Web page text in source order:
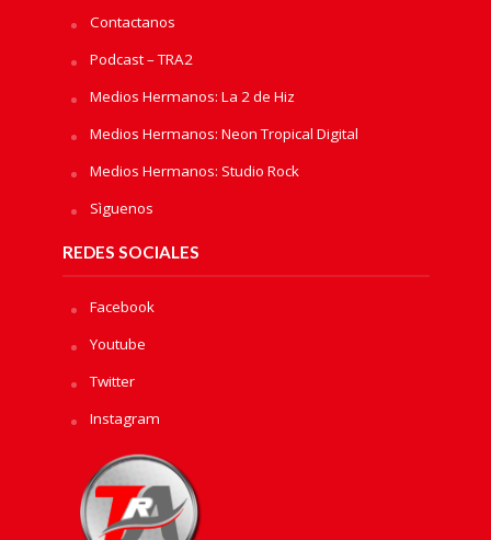
Contactanos
Podcast – TRA2
Medios Hermanos: La 2 de Hiz
Medios Hermanos: Neon Tropical Digital
Medios Hermanos: Studio Rock
Sìguenos
REDES SOCIALES
Facebook
Youtube
Twitter
Instagram